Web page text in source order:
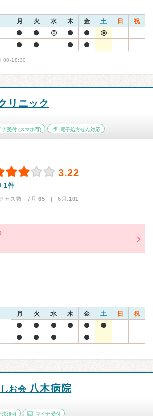
月 火 水 木 金 土 日 祝
18:30
リニック
ナ受付(スマホ可) 電子処方せん対応
3.22
1件
セス数 7月:65 | 6月:101
月 火 水 木 金 土 日 祝
お会 八木病院
決済可 マイナ受付